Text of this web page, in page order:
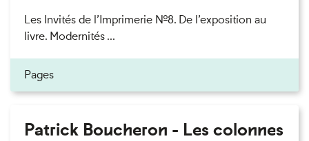
Les Invités de l’Imprimerie n°8. De l’exposition au
livre. Modernités ...
Pages
Patrick Boucheron - Les colonnes